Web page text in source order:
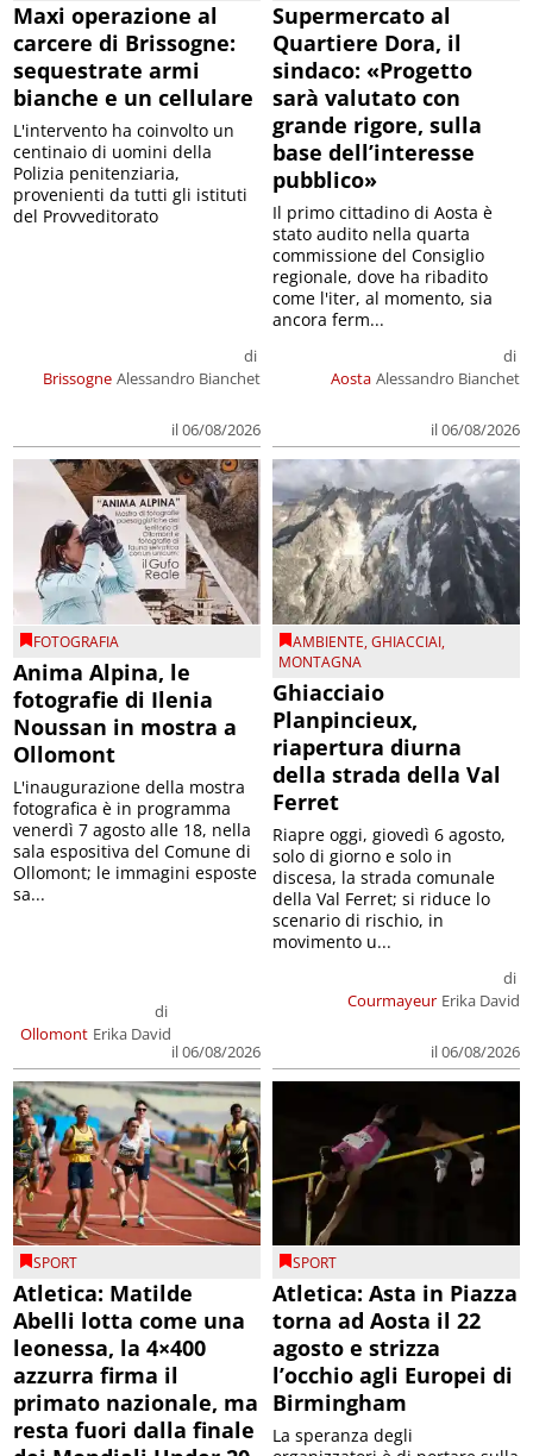
Maxi operazione al
carcere di Brissogne:
sequestrate armi
bianche e un cellulare
Brissogne
di
Alessandro Bianchet
il 06/08/2026
L'intervento ha coinvolto un
centinaio di uomini della
Polizia penitenziaria,
provenienti da tutti gli istituti
del Provveditorato
Supermercato al
Quartiere Dora, il
sindaco: «Progetto
sarà valutato con
grande rigore, sulla
base dell’interesse
pubblico»
Aosta
di
Alessandro Bianchet
il 06/08/2026
Il primo cittadino di Aosta è
stato audito nella quarta
commissione del Consiglio
regionale, dove ha ribadito
come l'iter, al momento, sia
ancora ferm...
FOTOGRAFIA
Anima Alpina, le
fotografie di Ilenia
Noussan in mostra a
Ollomont
Ollomont
di
Erika David
il 06/08/2026
L'inaugurazione della mostra
fotografica è in programma
venerdì 7 agosto alle 18, nella
sala espositiva del Comune di
Ollomont; le immagini esposte
sa...
AMBIENTE,GHIACCIAI,
MONTAGNA
Ghiacciaio
Planpincieux,
riapertura diurna
della strada della Val
Ferret
Courmayeur
di
Erika David
il 06/08/2026
Riapre oggi, giovedì 6 agosto,
solo di giorno e solo in
discesa, la strada comunale
della Val Ferret; si riduce lo
scenario di rischio, in
movimento u...
SPORT
Atletica: Matilde
Abelli lotta come una
leonessa, la 4×400
azzurra firma il
primato nazionale, ma
resta fuori dalla finale
SPORT
Atletica: Asta in Piazza
torna ad Aosta il 22
agosto e strizza
l’occhio agli Europei di
Birmingham
La speranza degli